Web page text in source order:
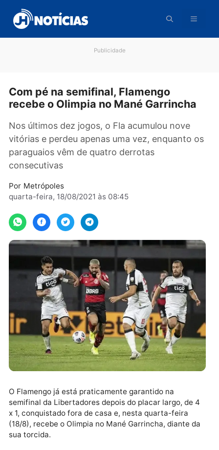
para
conteúdo
Com pé na semifinal, Flamengo
Nos últimos dez jogos, o Fla acumulou nove
vitórias e perdeu apenas uma vez, enquanto
paraguaios vêm de quatro derrotas
consecutivas
quarta-feira, 18/08/2021 às 08:45
O Flamengo já está praticamente garantido na